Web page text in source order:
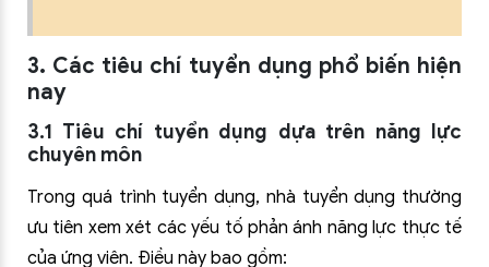
3. Các tiêu chí tuyển dụng phổ biến hiện
nay
3.1 Tiêu chí tuyển dụng dựa trên năng lực
chuyên môn
Trong quá trình tuyển dụng, nhà tuyển dụng thường
ưu tiên xem xét các yếu tố phản ánh năng lực thực tế
của ứng viên. Điều này bao gồm: